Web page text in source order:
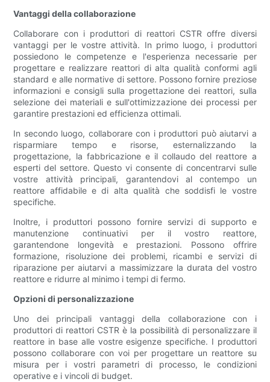
Vantaggi della collaborazione
Collaborare con i produttori di reattori CSTR offre diversi
vantaggi per le vostre attività. In primo luogo, i produttori
possiedono le competenze e l'esperienza necessarie per
progettare e realizzare reattori di alta qualità conformi agli
standard e alle normative di settore. Possono fornire preziose
informazioni e consigli sulla progettazione dei reattori, sulla
selezione dei materiali e sull'ottimizzazione dei processi per
garantire prestazioni ed efficienza ottimali.
In secondo luogo, collaborare con i produttori può aiutarvi a
risparmiare tempo e risorse, esternalizzando la
progettazione, la fabbricazione e il collaudo del reattore a
esperti del settore. Questo vi consente di concentrarvi sulle
vostre attività principali, garantendovi al contempo un
reattore affidabile e di alta qualità che soddisfi le vostre
specifiche.
Inoltre, i produttori possono fornire servizi di supporto e
manutenzione continuativi per il vostro reattore,
garantendone longevità e prestazioni. Possono offrire
formazione, risoluzione dei problemi, ricambi e servizi di
riparazione per aiutarvi a massimizzare la durata del vostro
reattore e ridurre al minimo i tempi di fermo.
Opzioni di personalizzazione
Uno dei principali vantaggi della collaborazione con i
produttori di reattori CSTR è la possibilità di personalizzare il
reattore in base alle vostre esigenze specifiche. I produttori
possono collaborare con voi per progettare un reattore su
misura per i vostri parametri di processo, le condizioni
operative e i vincoli di budget.